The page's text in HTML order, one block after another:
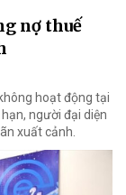
nợ thuế
hoạt động tại
người đại diện
xuất cảnh.